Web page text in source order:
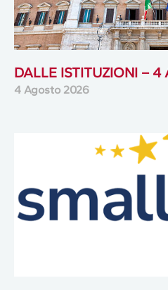
DALLE ISTITUZIONI – 4
4 Agosto 2026